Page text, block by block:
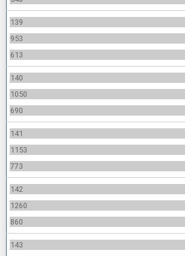
139
953
613
140
1050
690
141
1153
773
142
1260
860
143